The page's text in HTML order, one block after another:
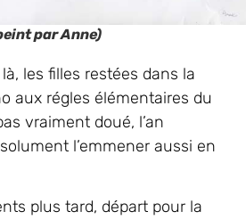
par Anne)
les filles restées dans la
aux régles élémentaires du
vraiment doué, l’an
l’emmener aussi en
plus tard, départ pour la